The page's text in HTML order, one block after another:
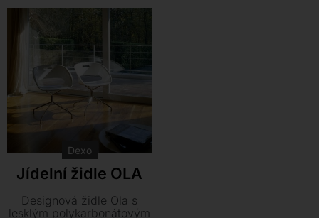
stylových barev. Tato
moderní židle o rozměrech
až 60 x 46 x 77 cm se
dokonale přizpůsobí
vašemu stylu.
Dexo
Jídelní židle OLA
Designová židle Ola s
lesklým polykarbonátovým